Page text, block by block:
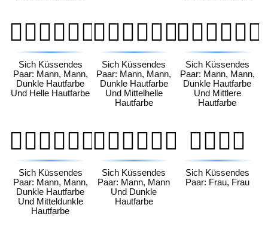
👨🏿‍❤️‍💋‍👨🏻
Sich Küssendes
Paar: Mann, Mann,
Dunkle Hautfarbe
Und Helle Hautfarbe
👨🏿‍❤️‍💋‍👨🏼
Sich Küssendes
Paar: Mann, Mann,
Dunkle Hautfarbe
Und Mittelhelle
Hautfarbe
👨🏿‍❤️‍💋‍👨🏽
Sich Küssendes
Paar: Mann, Mann,
Dunkle Hautfarbe
Und Mittlere
Hautfarbe
👨🏿‍❤️‍💋‍👨🏾
Sich Küssendes
Paar: Mann, Mann,
Dunkle Hautfarbe
Und Mitteldunkle
Hautfarbe
👨🏿‍❤️‍💋‍👨🏿
Sich Küssendes
Paar: Mann, Mann
Und Dunkle
Hautfarbe
👩‍❤️‍💋‍👩
Sich Küssendes
Paar: Frau, Frau